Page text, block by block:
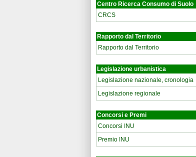
Centro Ricerca Consumo di Suolo
CRCS
Rapporto dal Territorio
Rapporto dal Territorio
Legislazione urbanistica
Legislazione nazionale, cronologia
Legislazione regionale
Concorsi e Premi
Concorsi INU
Premio INU